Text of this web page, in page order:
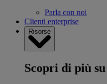
Parla con noi
Clienti enterprise
Risorse
Scopri di più